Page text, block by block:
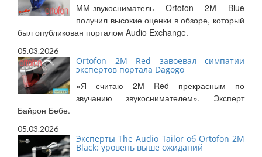
MM-звукосниматель Ortofon 2M Blue
получил высокие оценки в обзоре, который
был опубликован порталом Audio Exchange.
05.03.2026
Ortofon 2M Red завоевал симпатии
экспертов портала Dagogo
«Я считаю 2M Red прекрасным по
звучанию звукоснимателем». Эксперт
Байрон Бебе.
05.03.2026
Эксперты The Audio Tailor об Ortofon 2M
Black: уровень выше ожиданий